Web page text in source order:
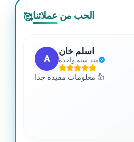
🥰الحب من عملائنا
A
اسلم خان
منذ سنة واحدة
معلومات مفيدة جدا 👍